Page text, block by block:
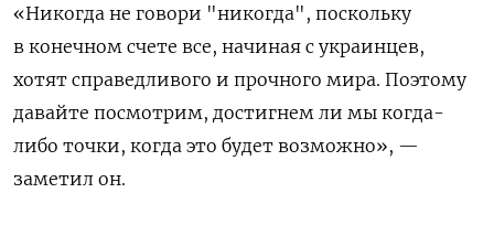
«Никогда не говори "никогда", поскольку
в конечном счете все, начиная с украинцев,
хотят справедливого и прочного мира. Поэтому
давайте посмотрим, достигнем ли мы когда-
либо точки, когда это будет возможно», —
заметил он.